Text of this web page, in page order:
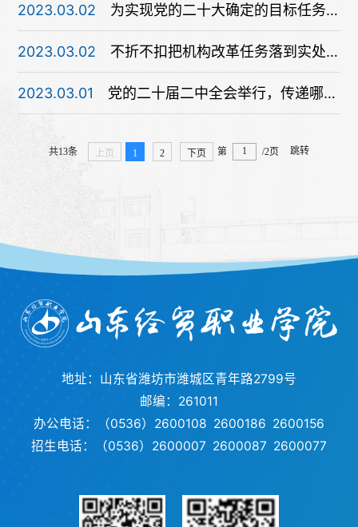
2023.03.02 为实现党的二十大确定的目标任务而共同奋斗——广大干部群众认真学习领会党的二十届二中全会精神
2023.03.02 不折不扣把机构改革任务落到实处——论学习贯彻党的二十届二中全会精神
2023.03.01 党的二十届二中全会举行，传递哪些重要信息？
共13条 上页 1 2 下页 第 /2页 跳转
地址：山东省潍坊市潍城区青年路2799号
邮编：261011
办公电话：（0536）2600108 2600186 2600156
招生电话：（0536）2600007 2600087 2600077